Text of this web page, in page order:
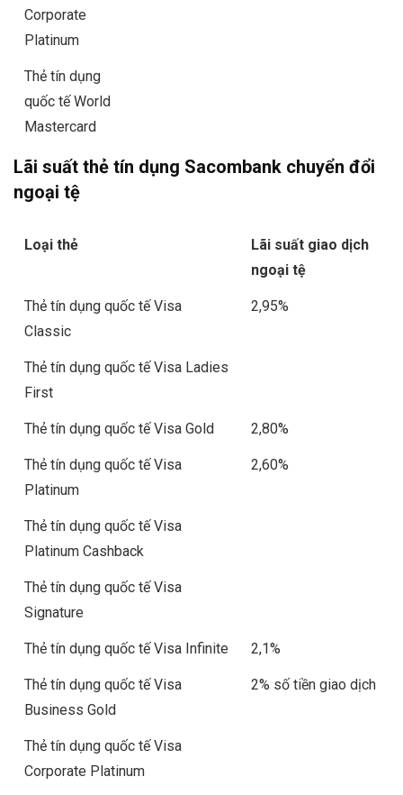
Corporate
Platinum
Thẻ tín dụng
quốc tế World
Mastercard
Lãi suất thẻ tín dụng Sacombank chuyển đổi
ngoại tệ
Loại thẻ
Lãi suất giao dịch
ngoại tệ
Thẻ tín dụng quốc tế Visa
Classic
2,95%
Thẻ tín dụng quốc tế Visa Ladies
First
Thẻ tín dụng quốc tế Visa Gold 2,80%
Thẻ tín dụng quốc tế Visa
Platinum
2,60%
Thẻ tín dụng quốc tế Visa
Platinum Cashback
Thẻ tín dụng quốc tế Visa
Signature
Thẻ tín dụng quốc tế Visa Infinite 2,1%
Thẻ tín dụng quốc tế Visa
Business Gold
2% số tiền giao dịch
Thẻ tín dụng quốc tế Visa
Corporate Platinum